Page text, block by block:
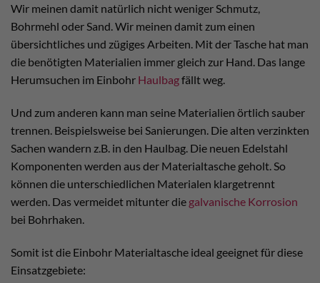
Wir meinen damit natürlich nicht weniger Schmutz,
Bohrmehl oder Sand. Wir meinen damit zum einen
übersichtliches und zügiges Arbeiten. Mit der Tasche hat man
die benötigten Materialien immer gleich zur Hand. Das lange
Herumsuchen im Einbohr Haulbagfällt weg.
Und zum anderen kann man seine Materialien örtlich sauber
trennen. Beispielsweise bei Sanierungen. Die alten verzinkten
Sachen wandern z.B. in den Haulbag. Die neuen Edelstahl
Komponenten werden aus der Materialtasche geholt. So
können die unterschiedlichen Materialen klargetrennt
werden. Das vermeidet mitunter die galvanische Korrosion
bei Bohrhaken.
Somit ist die Einbohr Materialtasche ideal geeignet für diese
Einsatzgebiete: